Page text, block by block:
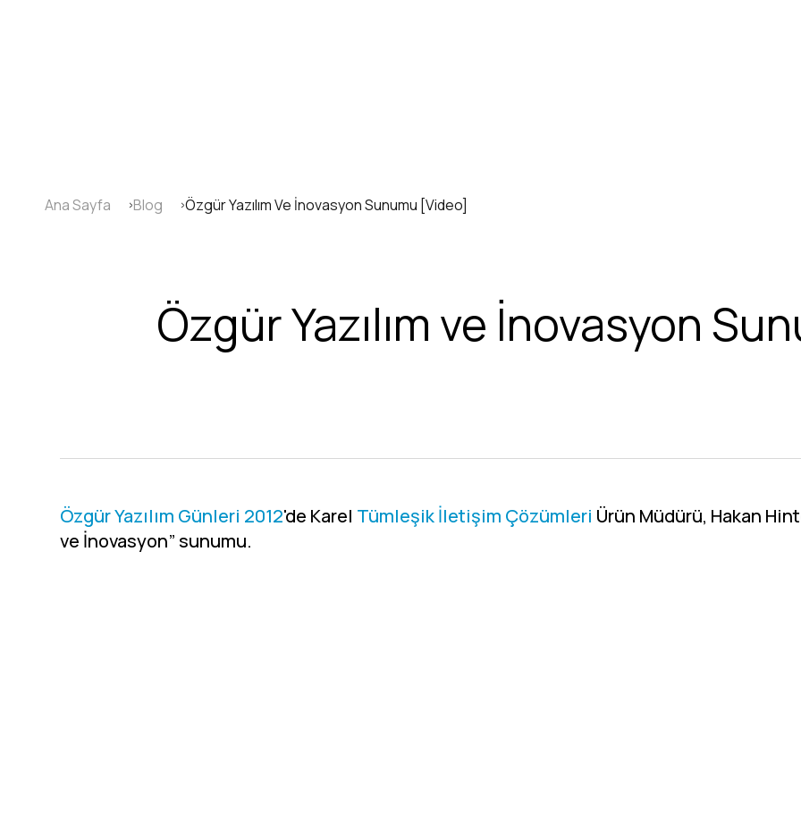
Sayfa
Ana Sayfa Blog Özgür Yazılım Ve İnovasyon Sunumu [Video]
Özgür Yazılım ve İnovasyon
Özgür Yazılım Günleri 2012'de Karel Tümleşik İletişim Çözümleri Ürün Müdürü, Hakan
ve İnovasyon” sunumu.